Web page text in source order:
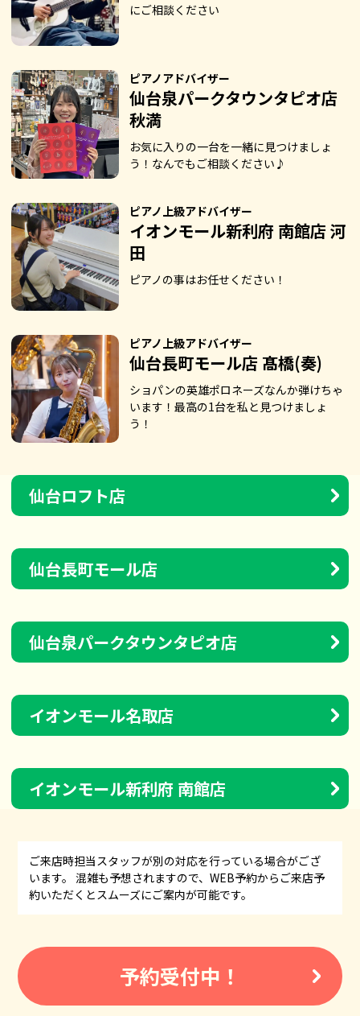
にご相談ください
ピアノアドバイザー
仙台泉パークタウンタピオ店
秋満
お気に入りの一台を一緒に見つけましょ
う！なんでもご相談ください♪
ピアノ上級アドバイザー
イオンモール新利府 南館店 河
田
ピアノの事はお任せください！
ピアノ上級アドバイザー
仙台長町モール店 髙橋(奏)
ショパンの英雄ポロネーズなんか弾けちゃ
います！最高の1台を私と見つけましょ
う！
仙台ロフト店
仙台長町モール店
仙台泉パークタウンタピオ店
イオンモール名取店
イオンモール新利府 南館店
ご来店時担当スタッフが別の対応を行っている場合がござ
います。 混雑も予想されますので、WEB予約からご来店予
約いただくとスムーズにご案内が可能です。
予約受付中！